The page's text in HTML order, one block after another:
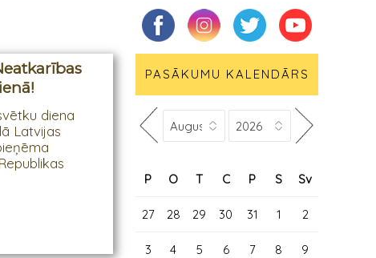
diena
Latvijas
PASĀKUMU KALENDĀRS
P O T C P S Sv
27 28 29 30 31 1 2
3 4 5 6 7 8 9